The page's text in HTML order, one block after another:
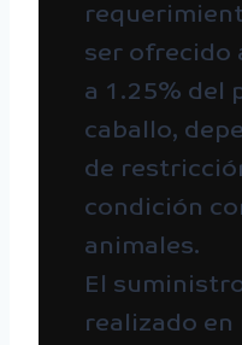
ser ofrecido
a 1.25% del
caballo,
de
condición
animales.
El
realizado en